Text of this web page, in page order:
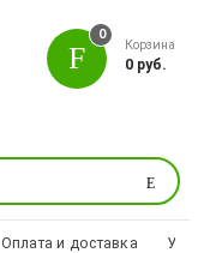
Поиск
0
Корзина
0 руб.
Оплата и доставка